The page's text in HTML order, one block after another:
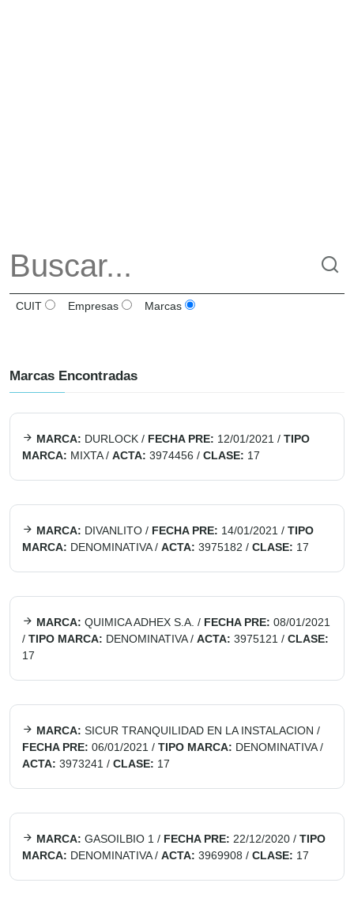
CUIT Empresas Marcas
Marcas Encontradas
MARCA: DURLOCK / FECHA PRE: 12/01/2021 / TIPO
MARCA: MIXTA/ ACTA: 3974456 / CLASE: 17
MARCA: DIVANLITO / FECHA PRE: 14/01/2021 / TIPO
MARCA: DENOMINATIVA/ ACTA: 3975182 / CLASE: 17
MARCA: QUIMICA ADHEX S.A. / FECHA PRE: 08/01/2021
/ TIPO MARCA: DENOMINATIVA/ ACTA: 3975121 / CLASE:
17
MARCA: SICUR TRANQUILIDAD EN LA INSTALACION /
FECHA PRE: 06/01/2021 / TIPO MARCA: DENOMINATIVA/
ACTA: 3973241 / CLASE: 17
MARCA: GASOILBIO 1 / FECHA PRE: 22/12/2020 / TIPO
MARCA: DENOMINATIVA/ ACTA: 3969908 / CLASE: 17